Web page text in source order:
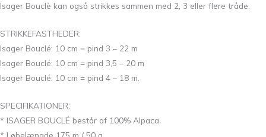
Isager Bouclè kan også strikkes sammen med 2, 3 eller flere tråde.
STRIKKEFASTHEDER:
Isager Bouclé: 10 cm = pind 3 – 22 m
Isager Bouclé: 10 cm = pind 3,5 – 20 m
Isager Bouclé: 10 cm = pind 4 – 18 m.
SPECIFIKATIONER:
* ISAGER BOUCLÉ består af 100% Alpaca
* Løbelængde 175 m / 50 g